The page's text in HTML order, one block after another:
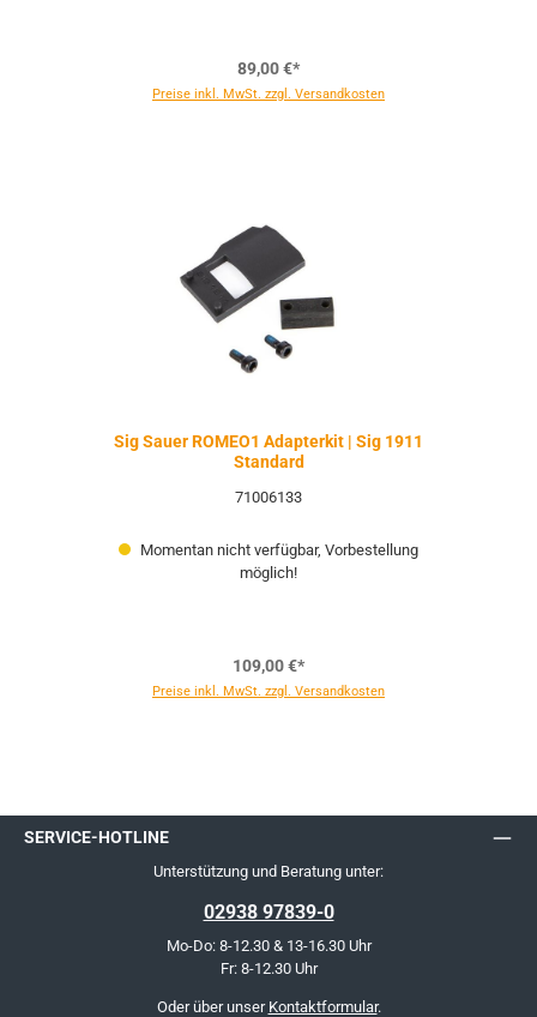
89,00 €*
Preise inkl. MwSt. zzgl. Versandkosten
Sig Sauer ROMEO1 Adapterkit | Sig 1911
Standard
71006133
Momentan nicht verfügbar, Vorbestellung
möglich!
109,00 €*
Preise inkl. MwSt. zzgl. Versandkosten
SERVICE-HOTLINE
Unterstützung und Beratung unter:
02938 97839-0
Mo-Do: 8-12.30 & 13-16.30 Uhr
Fr: 8-12.30 Uhr
Oder über unser Kontaktformular.